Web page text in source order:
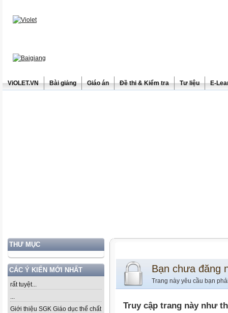
ViOLET.VN Bài giảng Giáo án Đề thi & Kiểm tra Tư liệu E-
THƯ MỤC
CÁC Ý KIẾN MỚI NHẤT
rất tuyệt...
...
Giới thiệu SGK Giáo dục thể chất
Bạn chưa đăng
Trang này yêu cầu bạn
Truy cập trang này như